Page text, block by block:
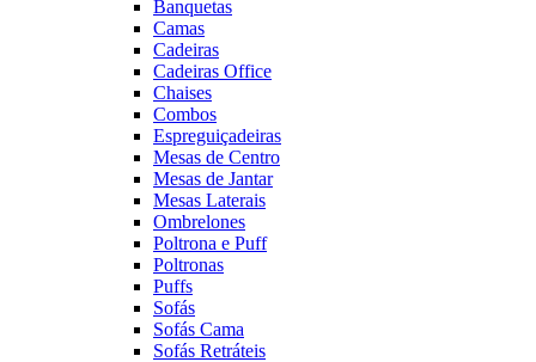
Banquetas
Camas
Cadeiras
Cadeiras Office
Chaises
Combos
Espreguiçadeiras
Mesas de Centro
Mesas de Jantar
Mesas Laterais
Ombrelones
Poltrona e Puff
Poltronas
Puffs
Sofás
Sofás Cama
Sofás Retráteis